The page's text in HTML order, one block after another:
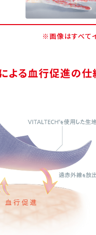
※画像はすべて
よる血行促進の仕